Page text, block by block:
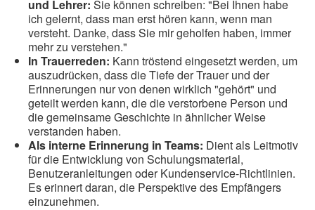
und Lehrer: Sie können schreiben: "Bei Ihnen habe
ich gelernt, dass man erst hören kann, wenn man
versteht. Danke, dass Sie mir geholfen haben, immer
mehr zu verstehen."
In Trauerreden: Kann tröstend eingesetzt werden, um
auszudrücken, dass die Tiefe der Trauer und der
Erinnerungen nur von denen wirklich "gehört" und
geteilt werden kann, die die verstorbene Person und
die gemeinsame Geschichte in ähnlicher Weise
verstanden haben.
Als interne Erinnerung in Teams: Dient als Leitmotiv
für die Entwicklung von Schulungsmaterial,
Benutzeranleitungen oder Kundenservice-Richtlinien.
Es erinnert daran, die Perspektive des Empfängers
einzunehmen.